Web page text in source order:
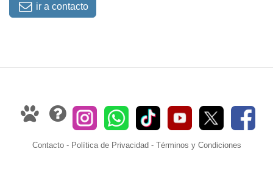
ir a contacto
Contacto- Política de Privacidad - Términos y Condiciones